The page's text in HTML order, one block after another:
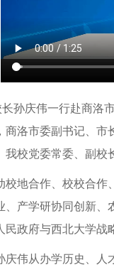
孙庆伟一行赴商洛
商洛市委副书记、
我校党委常委、副
校地合作、校校合
、产学研协同创新
民政府与西北大学
庆伟从办学历史、